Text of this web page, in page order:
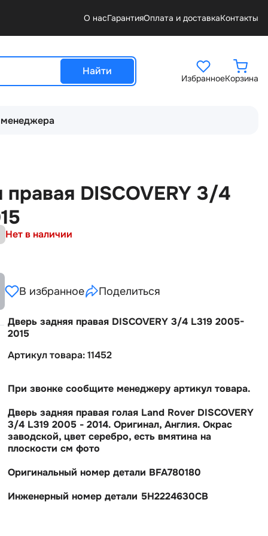
О насГарантияОплата и доставкаКонтакты
Найти
ИзбранноеКорзина
DISCOVERY 3/4
Нет в наличии
В избранное Поделиться
Дверь задняя правая DISCOVERY 3/4 L319 2005-
2015
Артикул товара: 11452
При звонке сообщите менеджеру артикул товара.
Дверь задняя правая голая Land Rover DISCOVERY
3/4 L319 2005 - 2014. Оригинал, Англия. Окрас
заводской, цвет серебро, есть вмятина на
плоскости см фото
Оригинальный номер детали BFA780180
Инженерный номер детали 5H2224630CB